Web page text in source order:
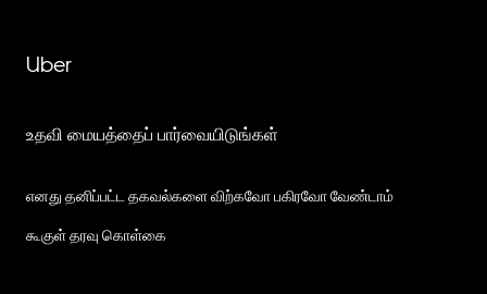
Uber
உதவி மையத்தைப் பார்வையிடுங்கள்
எனது தனிப்பட்ட தகவல்களை விற்கவோ பகிரவோ வேண்டாம்
கூகுள் தரவு கொள்கை